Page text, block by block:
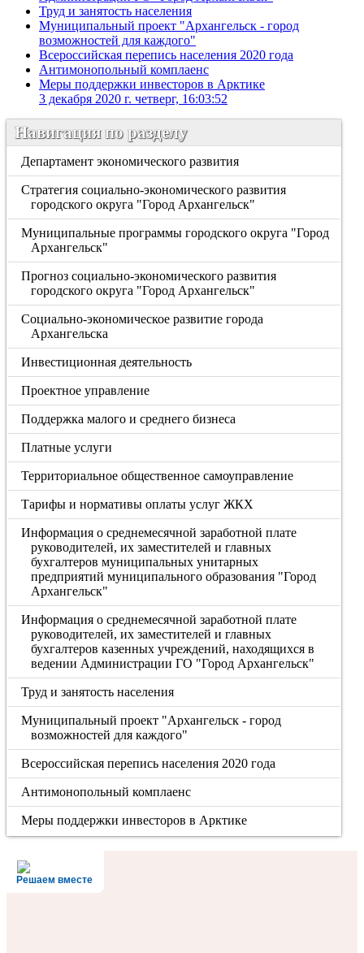
Труд и занятость населения
Муниципальный проект "Архангельск - город
возможностей для каждого"
Всероссийская перепись населения 2020 года
Антимонопольный комплаенс
Меры поддержки инвесторов в Арктике
3 декабря 2020 г. четверг, 16:03:52
Навигация по разделу
Департамент экономического развития
Стратегия социально-экономического развития
городского округа "Город Архангельск"
Муниципальные программы городского округа "Город
Архангельск"
Прогноз социально-экономического развития
городского округа "Город Архангельск"
Социально-экономическое развитие города
Архангельска
Инвестиционная деятельность
Проектное управление
Поддержка малого и среднего бизнеса
Платные услуги
Территориальное общественное самоуправление
Тарифы и нормативы оплаты услуг ЖКХ
Информация о среднемесячной заработной плате
руководителей, их заместителей и главных
бухгалтеров муниципальных унитарных
предприятий муниципального образования "Город
Архангельск"
Информация о среднемесячной заработной плате
руководителей, их заместителей и главных
бухгалтеров казенных учреждений, находящихся в
ведении Администрации ГО "Город Архангельск"
Труд и занятость населения
Муниципальный проект "Архангельск - город
возможностей для каждого"
Всероссийская перепись населения 2020 года
Антимонопольный комплаенс
Меры поддержки инвесторов в Арктике
Решаем вместе